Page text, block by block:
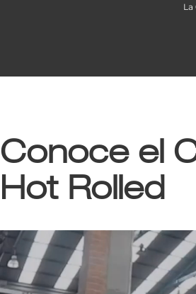
La
Conoce el
Hot Rolled